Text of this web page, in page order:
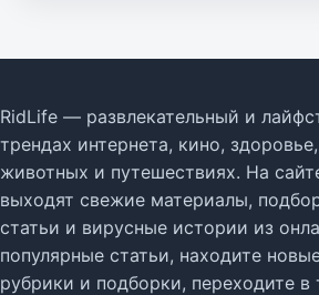
RidLife — развлекательный и
трендах интернета, кино,
животных и путешествиях. На
выходят свежие материалы,
статьи и вирусные истории из
популярные статьи, находите
рубрики и подборки, переходите